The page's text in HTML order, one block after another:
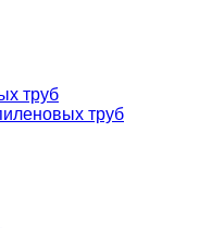
труб
труб